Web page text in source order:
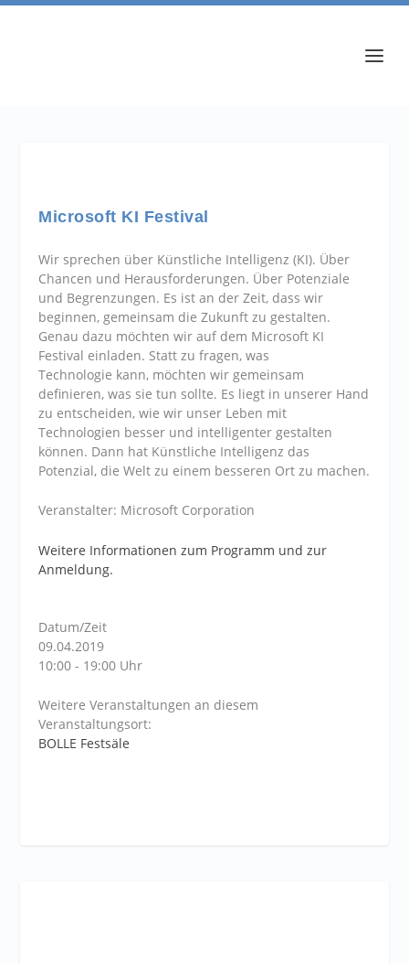
Microsoft KI Festival
Wir sprechen über Künstliche Intelligenz (KI). Über
Chancen und Herausforderungen. Über Potenziale
und Begrenzungen. Es ist an der Zeit, dass wir
beginnen, gemeinsam die Zukunft zu gestalten.
Genau dazu möchten wir auf dem Microsoft KI
Festival einladen. Statt zu fragen, was
Technologie kann, möchten wir gemeinsam
definieren, was sie tun sollte. Es liegt in unserer Hand
zu entscheiden, wie wir unser Leben mit
Technologien besser und intelligenter gestalten
können. Dann hat Künstliche Intelligenz das
Potenzial, die Welt zu einem besseren Ort zu machen.
Veranstalter: Microsoft Corporation
Weitere Informationen zum Programm und zur
Anmeldung.
Datum/Zeit
09.04.2019
10:00 - 19:00 Uhr
Weitere Veranstaltungen an diesem
Veranstaltungsort:
BOLLE Festsäle